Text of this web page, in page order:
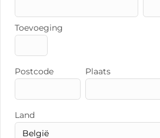
Toevoeging
Postcode Plaats
Land